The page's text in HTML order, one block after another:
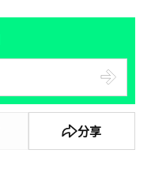
分享